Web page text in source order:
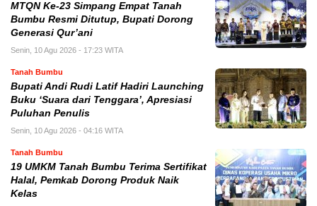
MTQN Ke-23 Simpang Empat Tanah
Bumbu Resmi Ditutup, Bupati Dorong
Generasi Qur’ani
Senin, 10 Agu 2026 - 17:23 WITA
Tanah Bumbu
Bupati Andi Rudi Latif Hadiri Launching
Buku ‘Suara dari Tenggara’, Apresiasi
Puluhan Penulis
Senin, 10 Agu 2026 - 04:16 WITA
Tanah Bumbu
19 UMKM Tanah Bumbu Terima Sertifikat
Halal, Pemkab Dorong Produk Naik
Kelas